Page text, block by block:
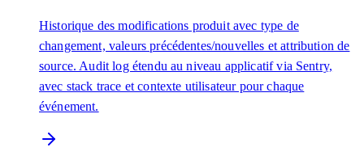
Historique des modifications produit avec type de
changement, valeurs précédentes/nouvelles et attribution de
source. Audit log étendu au niveau applicatif via Sentry,
avec stack trace et contexte utilisateur pour chaque
événement.